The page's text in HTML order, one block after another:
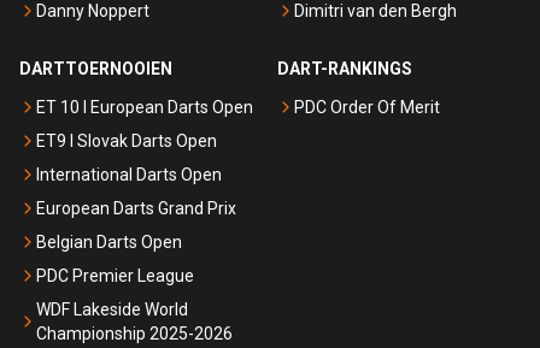
Danny Noppert
Dimitri van den Bergh
DARTTOERNOOIEN
ET 10 I European Darts Open
ET9 I Slovak Darts Open
International Darts Open
European Darts Grand Prix
Belgian Darts Open
PDC Premier League
WDF Lakeside World
Championship 2025-2026
DART-RANKINGS
PDC Order Of Merit